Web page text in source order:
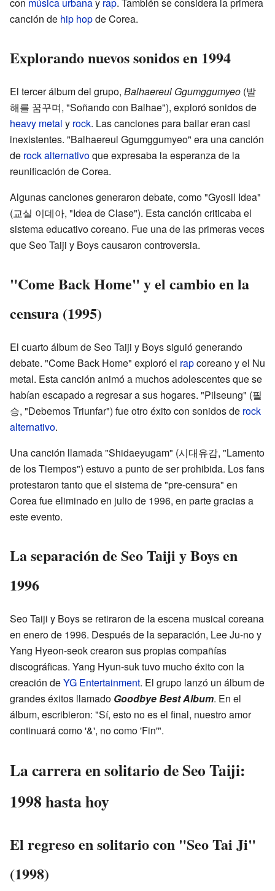
canción de hip hopde Corea.
Explorando nuevos sonidos en 1994
El tercer álbum del grupo, Balhaereul Ggumggumyeo (발
해를 꿈꾸며, "Soñando con Balhae"), exploró sonidos de
heavy metal y rock. Las canciones para bailar eran casi
inexistentes. "Balhaereul Ggumggumyeo" era una canción
de rock alternativoque expresaba la esperanza de la
reunificación de Corea.
Algunas canciones generaron debate, como "Gyosil Idea"
(교실 이데아, "Idea de Clase"). Esta canción criticaba el
sistema educativo coreano. Fue una de las primeras veces
que Seo Taiji y Boys causaron controversia.
"Come Back Home" y el cambio en la
censura (1995)
El cuarto álbum de Seo Taiji y Boys siguió generando
debate. "Come Back Home" exploró el rapcoreano y el Nu
metal. Esta canción animó a muchos adolescentes que se
habían escapado a regresar a sus hogares. "Pilseung" (필
승, "Debemos Triunfar") fue otro éxito con sonidos de rock
alternativo.
Una canción llamada "Shidaeyugam" (시대유감, "Lamento
de los Tiempos") estuvo a punto de ser prohibida. Los fans
protestaron tanto que el sistema de "pre-censura" en
Corea fue eliminado en julio de 1996, en parte gracias a
este evento.
La separación de Seo Taiji y Boys en
1996
Seo Taiji y Boys se retiraron de la escena musical coreana
en enero de 1996. Después de la separación, Lee Ju-no y
Yang Hyeon-seok crearon sus propias compañías
discográficas. Yang Hyun-suk tuvo mucho éxito con la
creación deYG Entertainment. El grupo lanzó un álbum de
grandes éxitos llamado Goodbye Best Album. En el
álbum, escribieron: "Sí, esto no es el final, nuestro amor
continuará como '&', no como 'Fin'".
La carrera en solitario de Seo Taiji:
1998 hasta hoy
El regreso en solitario con "Seo Tai Ji"
(1998)